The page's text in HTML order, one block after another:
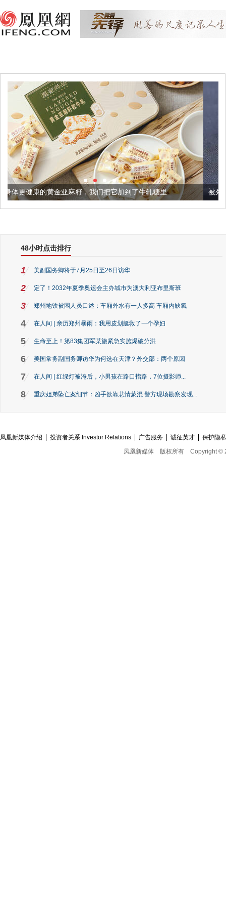
籽，我们把它加到了牛轧糖里 被列入佛家七宝的它到底有
48小时点击排行
1 美副国务卿将于7月25日至26日访华
2 定了！2032年夏季奥运会主办城市为澳大利亚布里斯班
3 郑州地铁被困人员口述：车厢外水有一人多高 车厢内缺氧
4 在人间 | 亲历郑州暴雨：我用皮划艇救了一个孕妇
5 生命至上！第83集团军某旅紧急实施爆破分洪
6 美国常务副国务卿访华为何选在天津？外交部：两个原因
7 在人间 | 红绿灯被淹后，小男孩在路口指路，7位摄影师...
8 重庆姐弟坠亡案细节：凶手欲靠悲情蒙混 警方现场勘察发现...
凤凰新媒体介绍 投资者关系 Investor Relations 广告服务 诚征英才
保护隐
凤凰新媒体
版权所有 Copyright ©